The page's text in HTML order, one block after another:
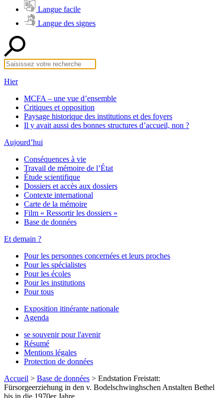
Langue facile
Langue des signes
Hier
MCFA – une vue d’ensemble
Critiques et opposition
Paysage historique des institutions et des foyers
Il y avait aussi des bonnes structures d’accueil, non ?
Aujourd’hui
Conséquences à vie
Travail de mémoire de l’État
Étude scientifique
Dossiers et accès aux dossiers
Contexte international
Carte de la mémoire
Film « Ressortir les dossiers »
Base de données
Et demain ?
Pour les personnes concernées et leurs proches
Pour les spécialistes
Pour les écoles
Pour les institutions
Pour tous
Exposition itinérante nationale
Agenda
se souvenir pour l'avenir
Résumé
Mentions légales
Protection de données
Accueil > Base de données > Endstation Freistatt:
Fürsorgeerziehung in den v. Bodelschwinghschen Anstalten Bethel
bis in die 1970er Jahre